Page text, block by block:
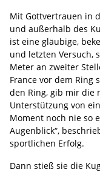
Mit Gottvertrauen in
und außerhalb des
ist eine gläubige,
und letzten Versuch,
Meter an zweiter
France vor dem Ring
den Ring, gib mir die
Unterstützung von
Moment noch nie so
Augenblick“,
sportlichen Erfolg.
Dann stieß sie die